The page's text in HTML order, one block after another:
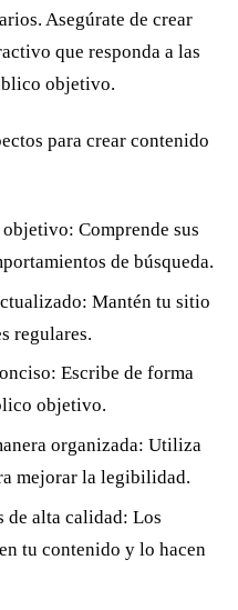
Asegúrate de crear
que responda a las
objetivo.
para crear contenido
objetivo: Comprende sus
de búsqueda.
Mantén tu sitio
regulares.
Escribe de forma
objetivo.
organizada: Utiliza
mejorar la legibilidad.
de alta calidad: Los
tu contenido y lo hacen